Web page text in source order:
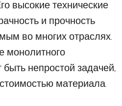
высокие технические
и прочность
во многих отраслях.
монолитного
непростой задачей,
материала.